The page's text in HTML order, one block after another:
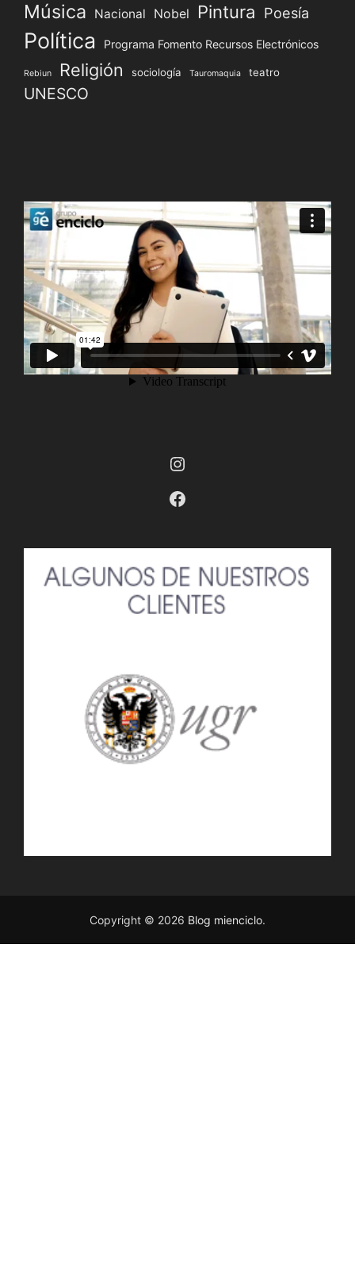
Música Nacional Nobel Pintura Poesía
Política Programa Fomento Recursos Electrónicos
Rebiun Religión sociología Tauromaquia teatro
UNESCO
Instagram
Facebook
Copyright © 2026 Blog mienciclo.